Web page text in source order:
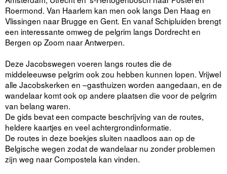
Roermond. Van Haarlem kan men ook langs Den Haag en
Vlissingen naar Brugge en Gent. En vanaf Schipluiden brengt
een interessante omweg de pelgrim langs Dordrecht en
Bergen op Zoom naar Antwerpen.
Deze Jacobswegen voeren langs routes die de
middeleeuwse pelgrim ook zou hebben kunnen lopen. Vrijwel
alle Jacobskerken en –gasthuizen worden aangedaan, en de
wandelaar komt ook op andere plaatsen die voor de pelgrim
van belang waren.
De gids bevat een compacte beschrijving van de routes,
heldere kaartjes en veel achtergrondinformatie.
De routes in deze boekjes sluiten naadloos aan op de
Belgische wegen zodat de wandelaar nu zonder problemen
zijn weg naar Compostela kan vinden.